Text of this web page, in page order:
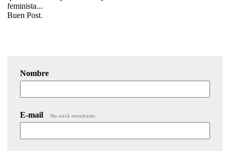
feminista...
Buen Post.
Nombre
E-mail No será mostrado.